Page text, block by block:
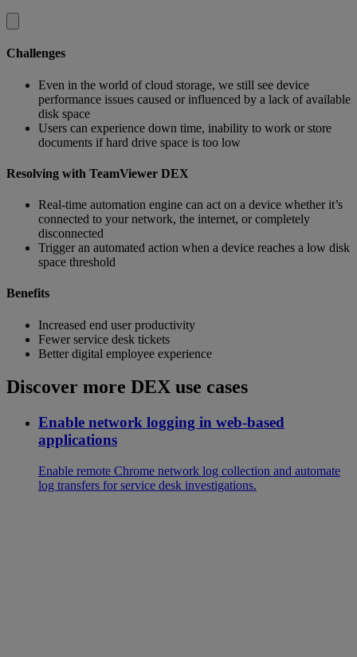
Challenges
Even in the world of cloud storage, we still see device
performance issues caused or influenced by a lack of available
disk space
Users can experience down time, inability to work or store
documents if hard drive space is too low
Resolving with TeamViewer DEX
Real-time automation engine can act on a device whether it’s
connected to your network, the internet, or completely
disconnected
Trigger an automated action when a device reaches a low disk
space threshold
Benefits
Increased end user productivity
Fewer service desk tickets
Better digital employee experience
Discover more DEX use cases
Enable network logging in web-based
applications
Enable remote Chrome network log collection and automate
log transfers for service desk investigations.